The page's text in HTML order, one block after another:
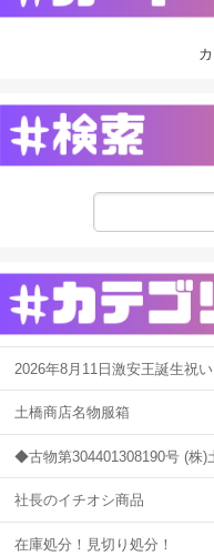
2026年8月11日激安王誕生祝
土橋商店名物服箱
◆古物第304401308190号 (株
社長のイチオシ商品
在庫処分！見切り処分！